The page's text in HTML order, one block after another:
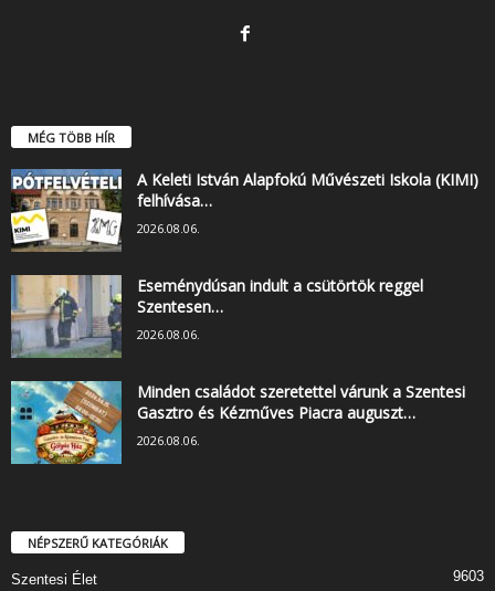
MÉG TÖBB HÍR
A Keleti István Alapfokú Művészeti Iskola (KIMI)
felhívása…
2026.08.06.
Eseménydúsan indult a csütörtök reggel
Szentesen…
2026.08.06.
Minden családot szeretettel várunk a Szentesi
Gasztro és Kézműves Piacra auguszt…
2026.08.06.
NÉPSZERŰ KATEGÓRIÁK
Szentesi Élet 9603